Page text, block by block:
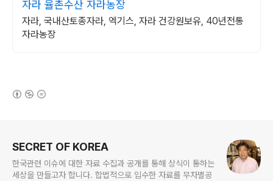
자라 율촌수산 자라농장
자라, 국내산토종자라, 엑기스, 자라 건강원보유, 40년전통
자라농장
SECRET OF KOREA
한국관련 이슈에 대한 자료 수집과 공개를 통해 상식이 통하는
세상을 만들고자 합니다. 합법적으로 입수한 자료를 무차별공